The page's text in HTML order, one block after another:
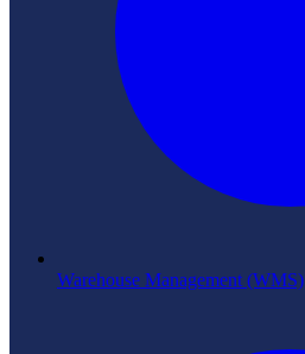
Warehouse Management (WMS)